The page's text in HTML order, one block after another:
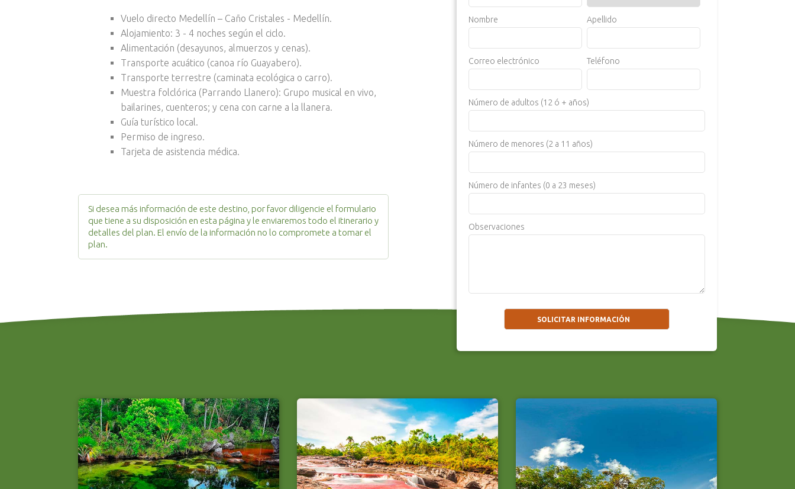
Vuelo directo Medellín – Caño Cristales - Medellín.
Alojamiento: 3 - 4 noches según el ciclo.
Alimentación (desayunos, almuerzos y cenas).
Transporte acuático (canoa río Guayabero).
Transporte terrestre (caminata ecológica o carro).
Muestra folclórica (Parrando Llanero): Grupo musical en vivo,
bailarines, cuenteros; y cena con carne a la llanera.
Guía turístico local.
Permiso de ingreso.
Tarjeta de asistencia médica.
Si desea más información de este destino, por favor diligencie el formulario
que tiene a su disposición en esta página y le enviaremos todo el itinerario y
detalles del plan. El envío de la información no lo compromete a tomar el
plan.
Nombre Apellido
Correo electrónico Teléfono
Número de adultos (12 ó + años)
Número de menores (2 a 11 años)
Número de infantes (0 a 23 meses)
Observaciones